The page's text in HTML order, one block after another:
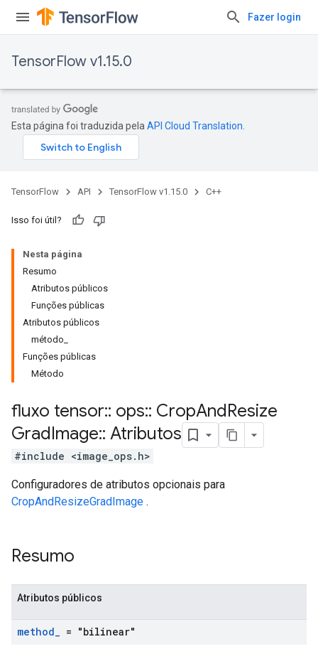
Fazer login
TensorFlow v1.15.0
Esta página foi traduzida pela API Cloud Translation
TensorFlow API TensorFlow v1.15.0 C++
Isso foi útil?
Nesta página
Resumo
Atributos públicos
Funções públicas
Atributos públicos
método_
Funções públicas
Método
fluxo tensor:: ops:: CropAndResize
GradImage:: Atributos
#include <image_ops.h>
Configuradores de atributos opcionais para
CropAndResizeGradImage .
Resumo
Atributos públicos
method_ = "bilinear"